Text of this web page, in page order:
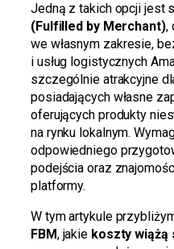
Jedną z takich opcji jest
(Fulfilled by Merchant),
we własnym zakresie,
i usług logistycznych
szczególnie atrakcyjne
posiadających własne
oferujących produkty
na rynku lokalnym.
odpowiedniego
podejścia oraz
platformy.
W tym artykule
FBM, jakie koszty wiążą